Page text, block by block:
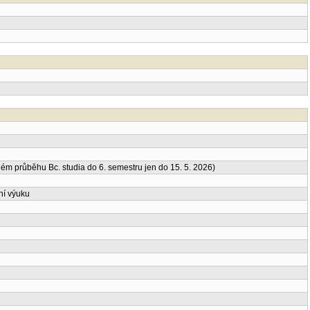
průběhu Bc. studia do 6. semestru jen do 15. 5. 2026)
výuku